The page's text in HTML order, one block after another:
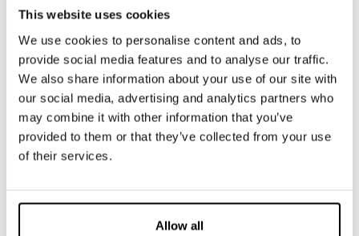
This website uses cookies
We use cookies to personalise content and ads, to
provide social media features and to analyse our traffic.
We also share information about your use of our site with
our social media, advertising and analytics partners who
may combine it with other information that you’ve
provided to them or that they’ve collected from your use
of their services.
Allow all
275